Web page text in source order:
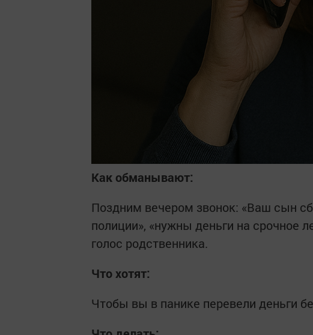
Как обманывают:
Поздним вечером звонок: «Ваш сын
полиции», «нужны деньги на срочное
голос родственника.
Что хотят:
Чтобы вы в панике перевели деньги